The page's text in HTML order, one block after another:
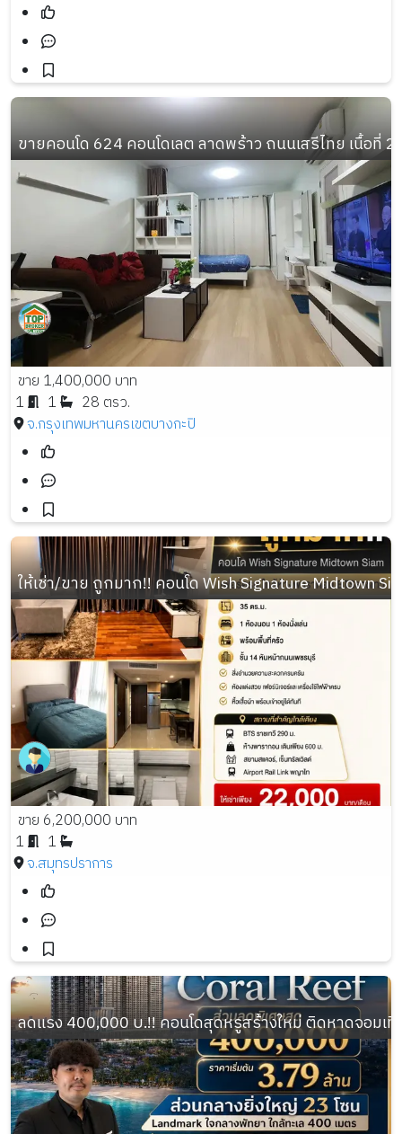
ขายคอนโด 624 คอนโดเลต ลาดพร้าว ถนนเสรีไทย เนื้อที่
ขาย 1,400,000 บาท
1
1
28 ตรว.
จ.กรุงเทพมหานครเขตบางกะปิ
ให้เช่า/ขาย ถูกมาก!! คอนโด Wish Signature Midtown
ขาย 6,200,000 บาท
1
1
จ.สมุทรปราการ
ลดแรง 400,000 บ.!! คอนโดสุดหรูสร้างใหม่ ติดหาดจอม